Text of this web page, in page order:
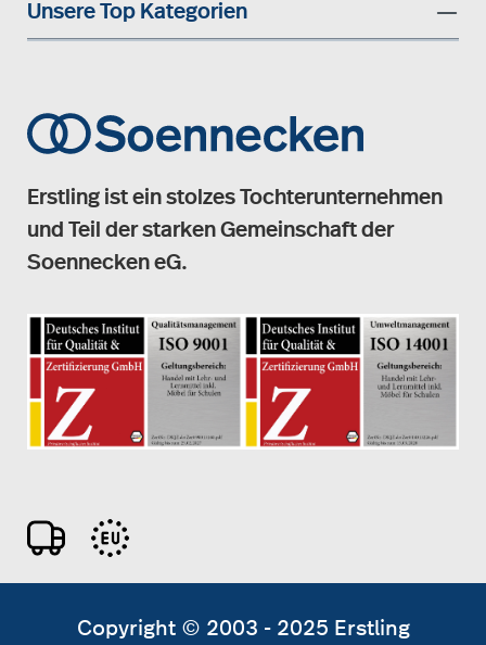
Unsere Top Kategorien
Erstling ist ein stolzes Tochterunternehmen
und Teil der starken Gemeinschaft der
Soennecken eG.
Copyright © 2003 - 2025 Erstling